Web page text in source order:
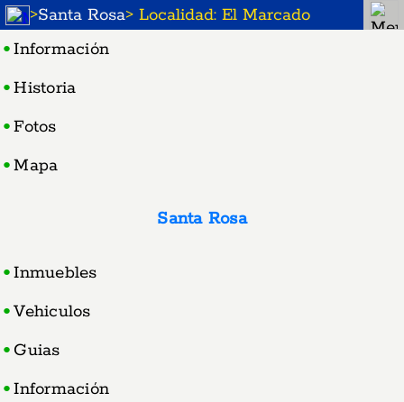
>Santa Rosa> Localidad: El Marcado
Información
Historia
Fotos
Mapa
Santa Rosa
Inmuebles
Vehiculos
Guias
Información